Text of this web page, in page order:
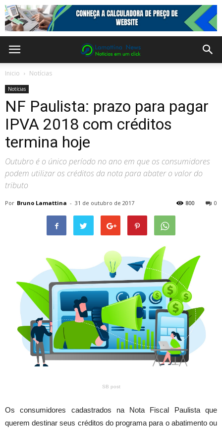
Inicio Notícias
Notícias
NF Paulista: prazo para pagar
IPVA 2018 com créditos
termina hoje
Outubro é o único período no ano em que os consumidores
podem utilizar os créditos da nota para abater o valor do
tributo
Por Bruno Lamattina - 31 de outubro de 2017 0
800
SB post
Os consumidores cadastrados na Nota Fiscal Paulista que
querem destinar seus créditos do programa para o abatimento ou